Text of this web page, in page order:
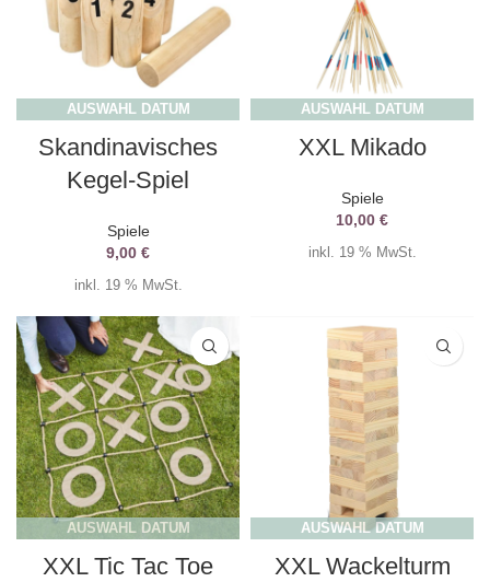
AUSWAHL DATUM
Skandinavisches
Kegel-Spiel
Spiele
9,00 €
inkl. 19 % MwSt.
AUSWAHL DATUM
XXL Mikado
Spiele
10,00 €
inkl. 19 % MwSt.
AUSWAHL DATUM
XXL Tic Tac Toe
AUSWAHL DATUM
XXL Wackelturm